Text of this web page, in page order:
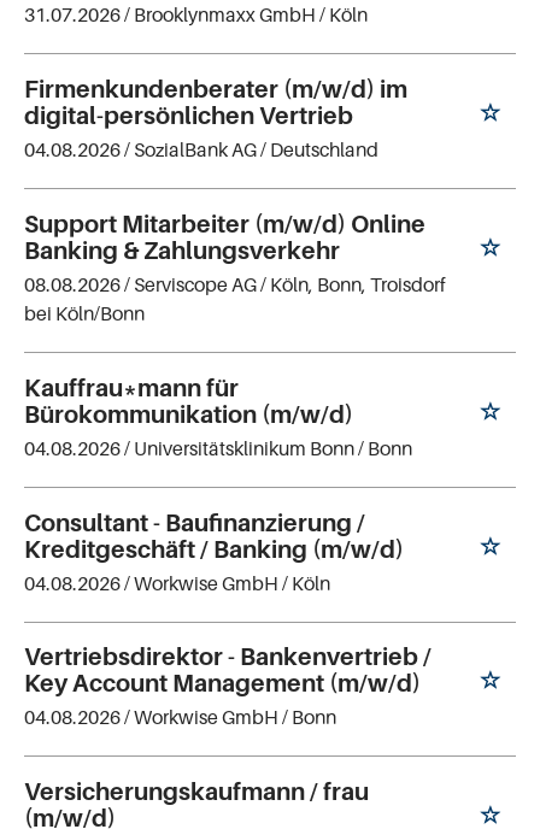
31.07.2026 / Brooklynmaxx GmbH / Köln
Firmenkundenberater (m/w/d) im
digital-persönlichen Vertrieb
04.08.2026 / SozialBank AG/ Deutschland
Support Mitarbeiter (m/w/d) Online
Banking & Zahlungsverkehr
08.08.2026 / Serviscope AG/ Köln, Bonn, Troisdorf
bei Köln/Bonn
Kauffrau*mann für
Bürokommunikation (m/w/d)
04.08.2026 / Universitätsklinikum Bonn/ Bonn
Consultant - Baufinanzierung /
Kreditgeschäft / Banking (m/w/d)
04.08.2026 /Workwise GmbH / Köln
Vertriebsdirektor - Bankenvertrieb /
Key Account Management (m/w/d)
04.08.2026 /Workwise GmbH / Bonn
Versicherungskaufmann / frau
(m/w/d)